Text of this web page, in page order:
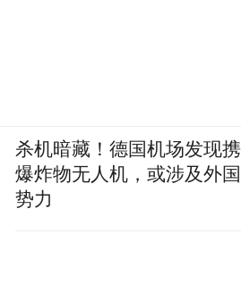
杀机暗藏！德国机场发现携
爆炸物无人机，或涉及外国
势力